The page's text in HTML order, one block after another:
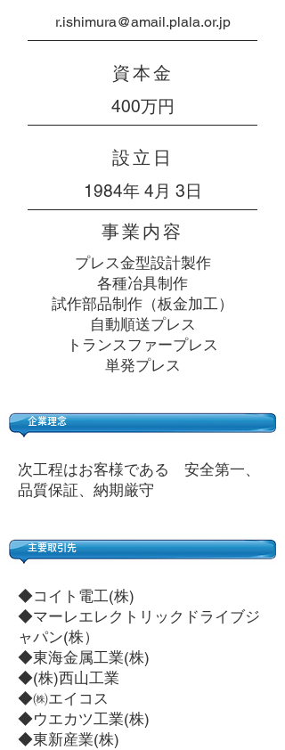
r.ishimura@amail.plala.or.jp
​資本金
400万円
設立日
1984年 4月 3日
事業内容
プレス金型設計製作
各種冶具制作
試作部品制作（板金加工）
自動順送プレス
トランスファープレス
単発プレス
​企業理念
​次工程はお客様である 安全第一、
品質保証、納期厳守
主要取引先
◆コイト電工(株)
◆マーレエレクトリックドライブジ
ャパン(株）
◆東海金属工業(株)
◆(株)西山工業
◆㈱エイコス
◆ウエカツ工業(株)
◆東新産業(株)